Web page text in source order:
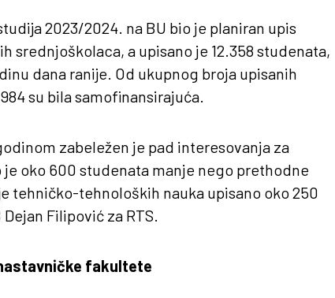
2023/2024. na BU bio je planiran upis
srednjoškolaca, a upisano je 12.358 studenata,
dana ranije. Od ukupnog broja upisanih
su bila samofinansirajuća.
zabeležen je pad interesovanja za
oko 600 studenata manje nego prethodne
tehničko-tehnoloških nauka upisano oko 250
Filipović za RTS.
fakultete